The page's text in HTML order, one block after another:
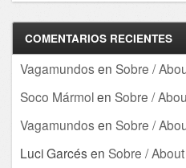
COMENTARIOS RECIENTES
Vagamundos en Sobre /
Soco Mármolen Sobre /
Vagamundos en Sobre /
Luci Garcés en Sobre /